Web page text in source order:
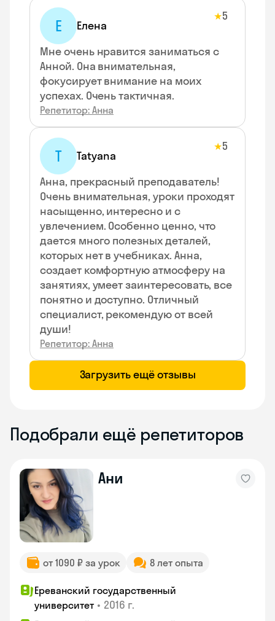
Е Елена
★5
Мне очень нравится заниматься с
Анной. Она внимательная,
фокусирует внимание на моих
успехах. Очень тактичная.
Репетитор: Анна
T Tatyana
★5
Анна, прекрасный преподаватель!
Очень внимательная, уроки проходят
насыщенно, интересно и с
увлечением. Особенно ценно, что
дается много полезных деталей,
которых нет в учебниках. Анна,
создает комфортную атмосферу на
занятиях, умеет заинтересовать, все
понятно и доступно. Отличный
специалист, рекомендую от всей
души!
Репетитор: Анна
Загрузить ещё отзывы
Подобрали ещё репетиторов
Ани
от 1090 ₽ за урок 8 лет опыта
Ереванский государственный
университет • 2016 г.